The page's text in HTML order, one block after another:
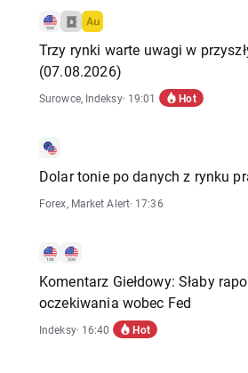
Trzy rynki warte uwagi w
(07.08.2026)
Surowce, Indeksy· 19:01 Hot
Dolar tonie po danych z rynku
Forex, Market Alert· 17:36
Komentarz Giełdowy: Słaby
oczekiwania wobec Fed
Indeksy· 16:40 Hot